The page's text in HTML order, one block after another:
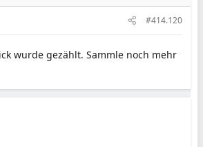
#414.120
wurde gezählt. Sammle noch mehr